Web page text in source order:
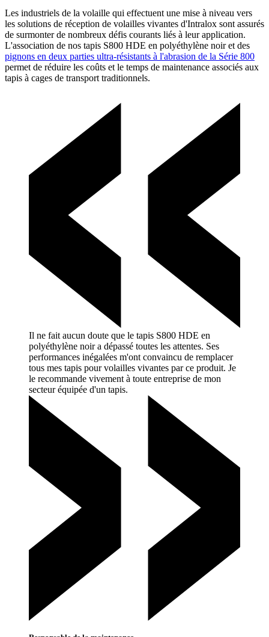
Les industriels de la volaille qui effectuent une mise à niveau vers
les solutions de réception de volailles vivantes d'Intralox sont assurés
de surmonter de nombreux défis courants liés à leur application.
L'association de nos tapis S800 HDE en polyéthylène noir et des
pignons en deux parties ultra-résistants à l'abrasion de la Série 800
permet de réduire les coûts et le temps de maintenance associés aux
tapis à cages de transport traditionnels.
Il ne fait aucun doute que le tapis S800 HDE en
polyéthylène noir a dépassé toutes les attentes. Ses
performances inégalées m'ont convaincu de remplacer
tous mes tapis pour volailles vivantes par ce produit. Je
le recommande vivement à toute entreprise de mon
secteur équipée d'un tapis.